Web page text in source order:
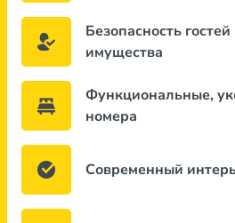
Безопасность
имущества
Функциональные,
номера
Современный